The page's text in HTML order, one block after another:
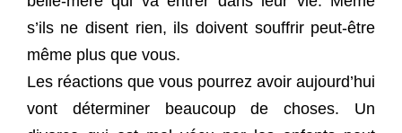
s’ils ne disent rien, ils doivent souffrir peut-être
même plus que vous.
Les réactions que vous pourrez avoir aujourd’hui
vont déterminer beaucoup de choses. Un